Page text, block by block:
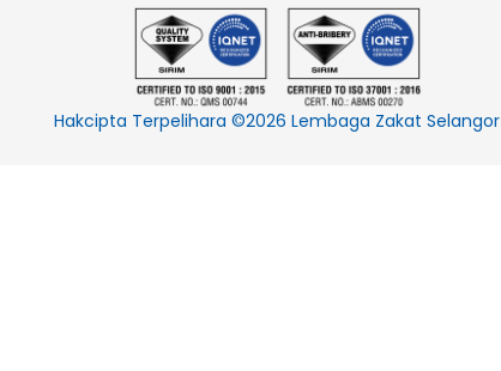
Hakcipta Terpelihara ©2026 Lembaga Zakat Selangor